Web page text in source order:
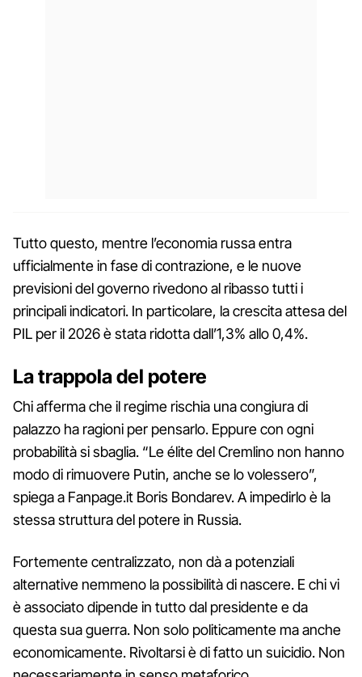
Tutto questo, mentre l’economia russa entra
ufficialmente in fase di contrazione, e le nuove
previsioni del governo rivedono al ribasso tutti i
principali indicatori. In particolare, la crescita attesa del
PIL per il 2026 è stata ridotta dall’1,3% allo 0,4%.
La trappola del potere
Chi afferma che il regime rischia una congiura di
palazzo ha ragioni per pensarlo. Eppure con ogni
probabilità si sbaglia. “Le élite del Cremlino non hanno
modo di rimuovere Putin, anche se lo volessero”,
spiega a Fanpage.it Boris Bondarev. A impedirlo è la
stessa struttura del potere in Russia.
Fortemente centralizzato, non dà a potenziali
alternative nemmeno la possibilità di nascere. E chi vi
è associato dipende in tutto dal presidente e da
questa sua guerra. Non solo politicamente ma anche
economicamente. Rivoltarsi è di fatto un suicidio. Non